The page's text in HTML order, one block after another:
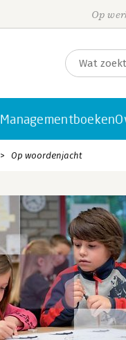
Op
Managementboeken
Op woordenjacht